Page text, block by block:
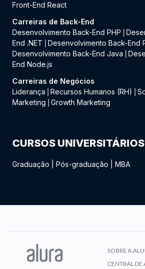
Front-End React
Carreiras de Back-End
Desenvolvimento Back-End PHP
End .NET
Desenvolvimento Back-End
Desenvolvimento Back-End Java
End Node.js
Carreiras de Negócios
Liderança
Recursos Humanos (RH)
Marketing
Growth Marketing
CURSOS
Graduação Pós-graduação MBA
SOBRE A
CENTRAL DE